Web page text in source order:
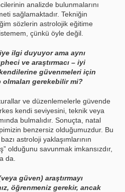
analizde bulunmalarını
sağlamaktadır. Tekniğin
sözlerin astrolojik eğitime
çünkü öyle değil.
ilgi duyuyor ama aynı
ve araştırmacı – iyi
güvenmeleri için
gerekebilir mi?
ve düzenlemelerle güvende
kendi seviyesini, teknik veya
bulmalıdır. Sonuçta, natal
benzersiz olduğumuzdur. Bu
astroloji yaklaşımlarının
olduğunu savunmak imkansızdır,
da.
güven) araştırmayı
öğrenmeniz gerekir, ancak